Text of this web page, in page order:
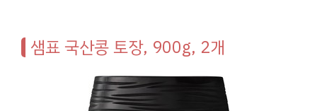
샘표 국산콩 토장, 900g, 2개